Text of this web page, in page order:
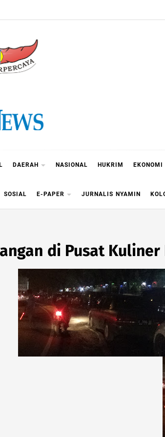
DAERAH NASIONAL HUKRIM EKONOMI
SOSIAL E-PAPER JURNALIS NYAMIN
di Pusat